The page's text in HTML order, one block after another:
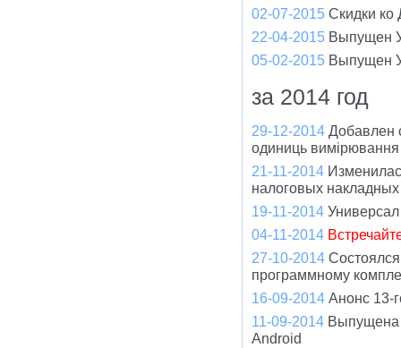
02-07-2015 Скидки ко
22-04-2015 Выпущен
05-02-2015 Выпущен
за 2014 год
29-12-2014 Добавлен
одиниць вимірювання
21-11-2014
налоговых накладных
19-11-2014
04-11-2014
27-10-2014
программному
16-09-2014 Анонс 13-
11-09-2014 Выпущена
Android